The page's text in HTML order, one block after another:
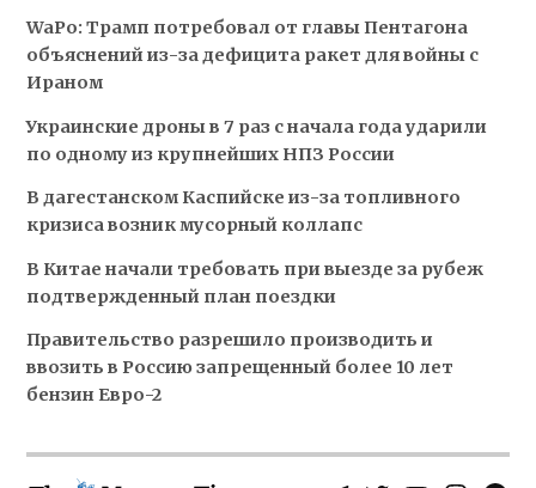
WaPo: Трамп потребовал от главы Пентагона
объяснений из-за дефицита ракет для войны с
Ираном
Украинские дроны в 7 раз с начала года ударили
по одному из крупнейших НПЗ России
В дагестанском Каспийске из-за топливного
кризиса возник мусорный коллапс
В Китае начали требовать при выезде за рубеж
подтвержденный план поездки
Правительство разрешило производить и
ввозить в Россию запрещенный более 10 лет
бензин Евро-2